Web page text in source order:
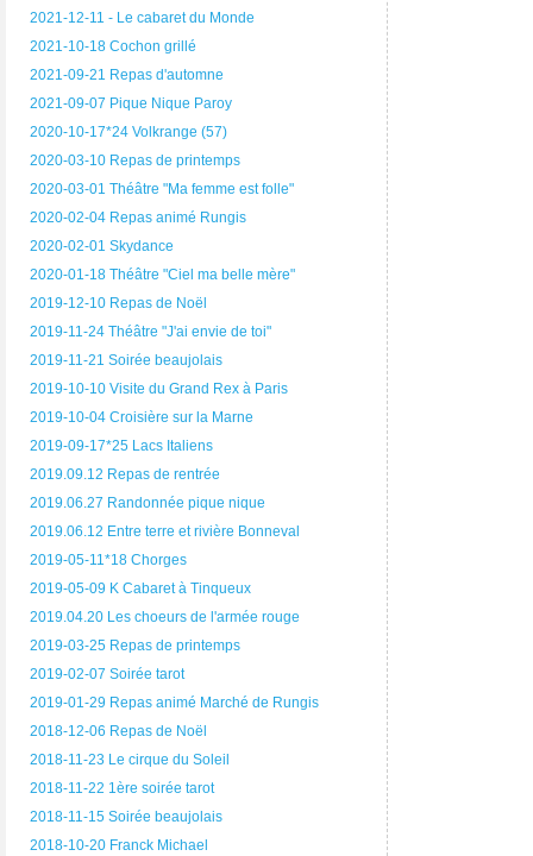
2021-12-11 - Le cabaret du Monde
2021-10-18 Cochon grillé
2021-09-21 Repas d'automne
2021-09-07 Pique Nique Paroy
2020-10-17*24 Volkrange (57)
2020-03-10 Repas de printemps
2020-03-01 Théâtre "Ma femme est folle"
2020-02-04 Repas animé Rungis
2020-02-01 Skydance
2020-01-18 Théâtre "Ciel ma belle mère"
2019-12-10 Repas de Noël
2019-11-24 Théâtre "J'ai envie de toi"
2019-11-21 Soirée beaujolais
2019-10-10 Visite du Grand Rex à Paris
2019-10-04 Croisière sur la Marne
2019-09-17*25 Lacs Italiens
2019.09.12 Repas de rentrée
2019.06.27 Randonnée pique nique
2019.06.12 Entre terre et rivière Bonneval
2019-05-11*18 Chorges
2019-05-09 K Cabaret à Tinqueux
2019.04.20 Les choeurs de l'armée rouge
2019-03-25 Repas de printemps
2019-02-07 Soirée tarot
2019-01-29 Repas animé Marché de Rungis
2018-12-06 Repas de Noël
2018-11-23 Le cirque du Soleil
2018-11-22 1ère soirée tarot
2018-11-15 Soirée beaujolais
2018-10-20 Franck Michael